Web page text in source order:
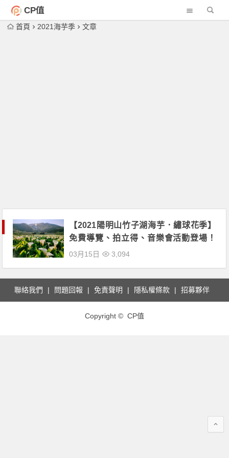
CP值
首頁 2021海芋季 文章
【2021陽明山竹子湖海芋．繡球花季】
免費導覽、拍立得、音樂會活動登場！
海芋園推薦、溪畔步道、交通管制攻略
03月15日 3,094
聯絡我們 問題回報 免責聲明 隱私權條款 招募夥伴
Copyright © CP值